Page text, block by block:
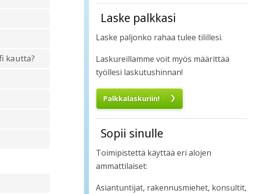
kautta?
Laske palkkasi
Laske paljonko rahaa tulee tilillesi.
Laskureillamme voit myös määrittää
työllesi laskutushinnan!
Palkkalaskuriin!
Sopii sinulle
Toimipistettä käyttää eri alojen
ammattilaiset:
Asiantuntijat, rakennusmiehet, konsultit,